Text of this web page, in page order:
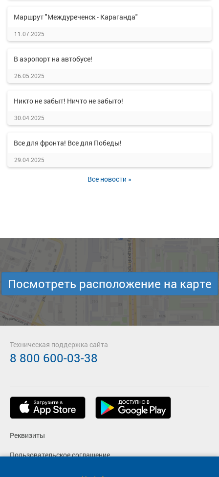
Маршрут "Междуреченск - Караганда"
11.07.2025
В аэропорт на автобусе!
26.05.2025
Никто не забыт! Ничто не забыто!
30.04.2025
Все для фронта! Все для Победы!
29.04.2025
Все новости »
Посмотреть расположение на карте
Реквизиты
Пользовательское соглашение
Политика конфиденциальности
Техническая поддержка сайта
8 800 600-03-38